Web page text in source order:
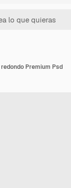
Premium Psd